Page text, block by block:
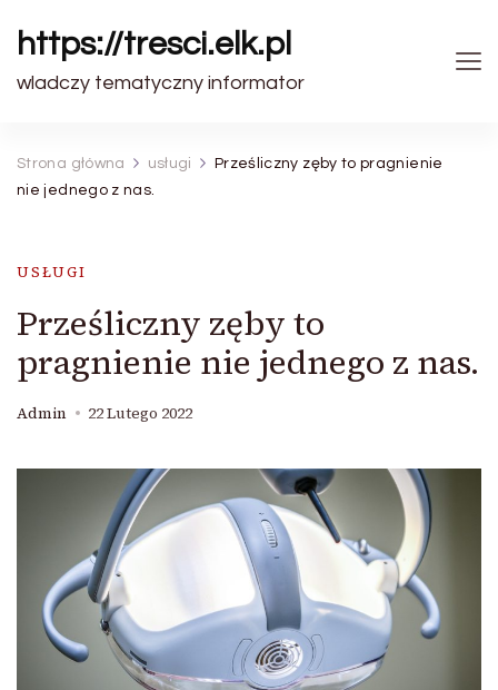
https://tresci.elk.pl
wladczy tematyczny informator
Strona główna usługi
Prześliczny zęby to pragnienie
nie jednego z nas.
USŁUGI
Prześliczny zęby to
pragnienie nie jednego z nas.
Admin 22 Lutego 2022